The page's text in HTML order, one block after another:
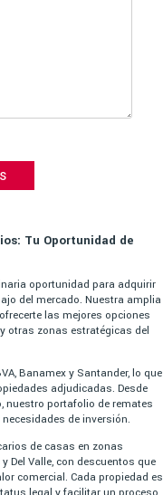
Tu Oportunidad de
oportunidad para adquirir
del mercado. Nuestra amplia
las mejores opciones
otras zonas estratégicas del
Banamex y Santander, lo que
adjudicadas. Desde
portafolio de remates
de inversión.
de casas en zonas
Del Valle, con descuentos que
comercial. Cada propiedad es